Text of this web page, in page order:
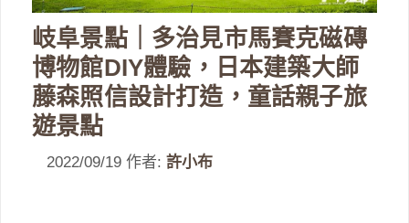
岐阜景點｜多治見市馬賽克磁磚
博物館DIY體驗，日本建築大師
藤森照信設計打造，童話親子旅
遊景點
2022/09/19 作者: 許小布